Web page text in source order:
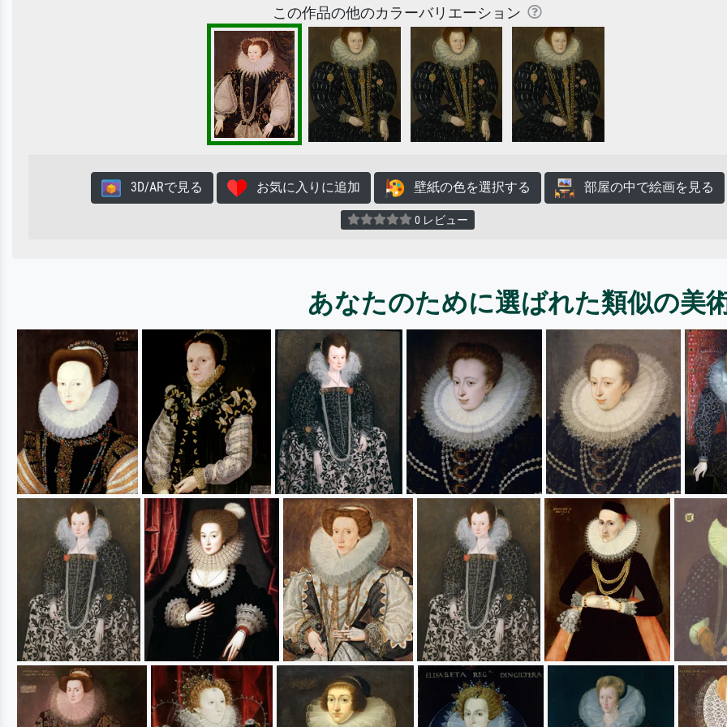
この作品の他のカラーバリエーション
3D/ARで見る お気に入りに追加 壁紙の色を選択する 部屋の中で絵画を見る
0 レビュー
あなたのために選ばれた類似の美